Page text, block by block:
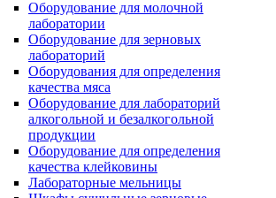
Оборудование для молочной
лаборатории
Оборудование для зерновых
лабораторий
Оборудования для определения
качества мяса
Оборудование для лабораторий
алкогольной и безалкогольной
продукции
Оборудование для определения
качества клейковины
Лабораторные мельницы